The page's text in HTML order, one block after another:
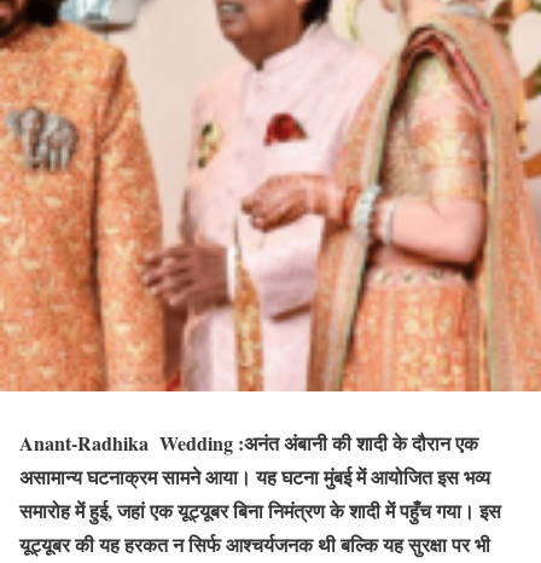
Anant-Radhika Wedding :अनंत अंबानी की शादी के दौरान एक
असामान्य घटनाक्रम सामने आया। यह घटना मुंबई में आयोजित इस भव्य
समारोह में हुई, जहां एक यूट्यूबर बिना निमंत्रण के शादी में पहुँच गया। इस
यूट्यूबर की यह हरकत न सिर्फ आश्चर्यजनक थी बल्कि यह सुरक्षा पर भी